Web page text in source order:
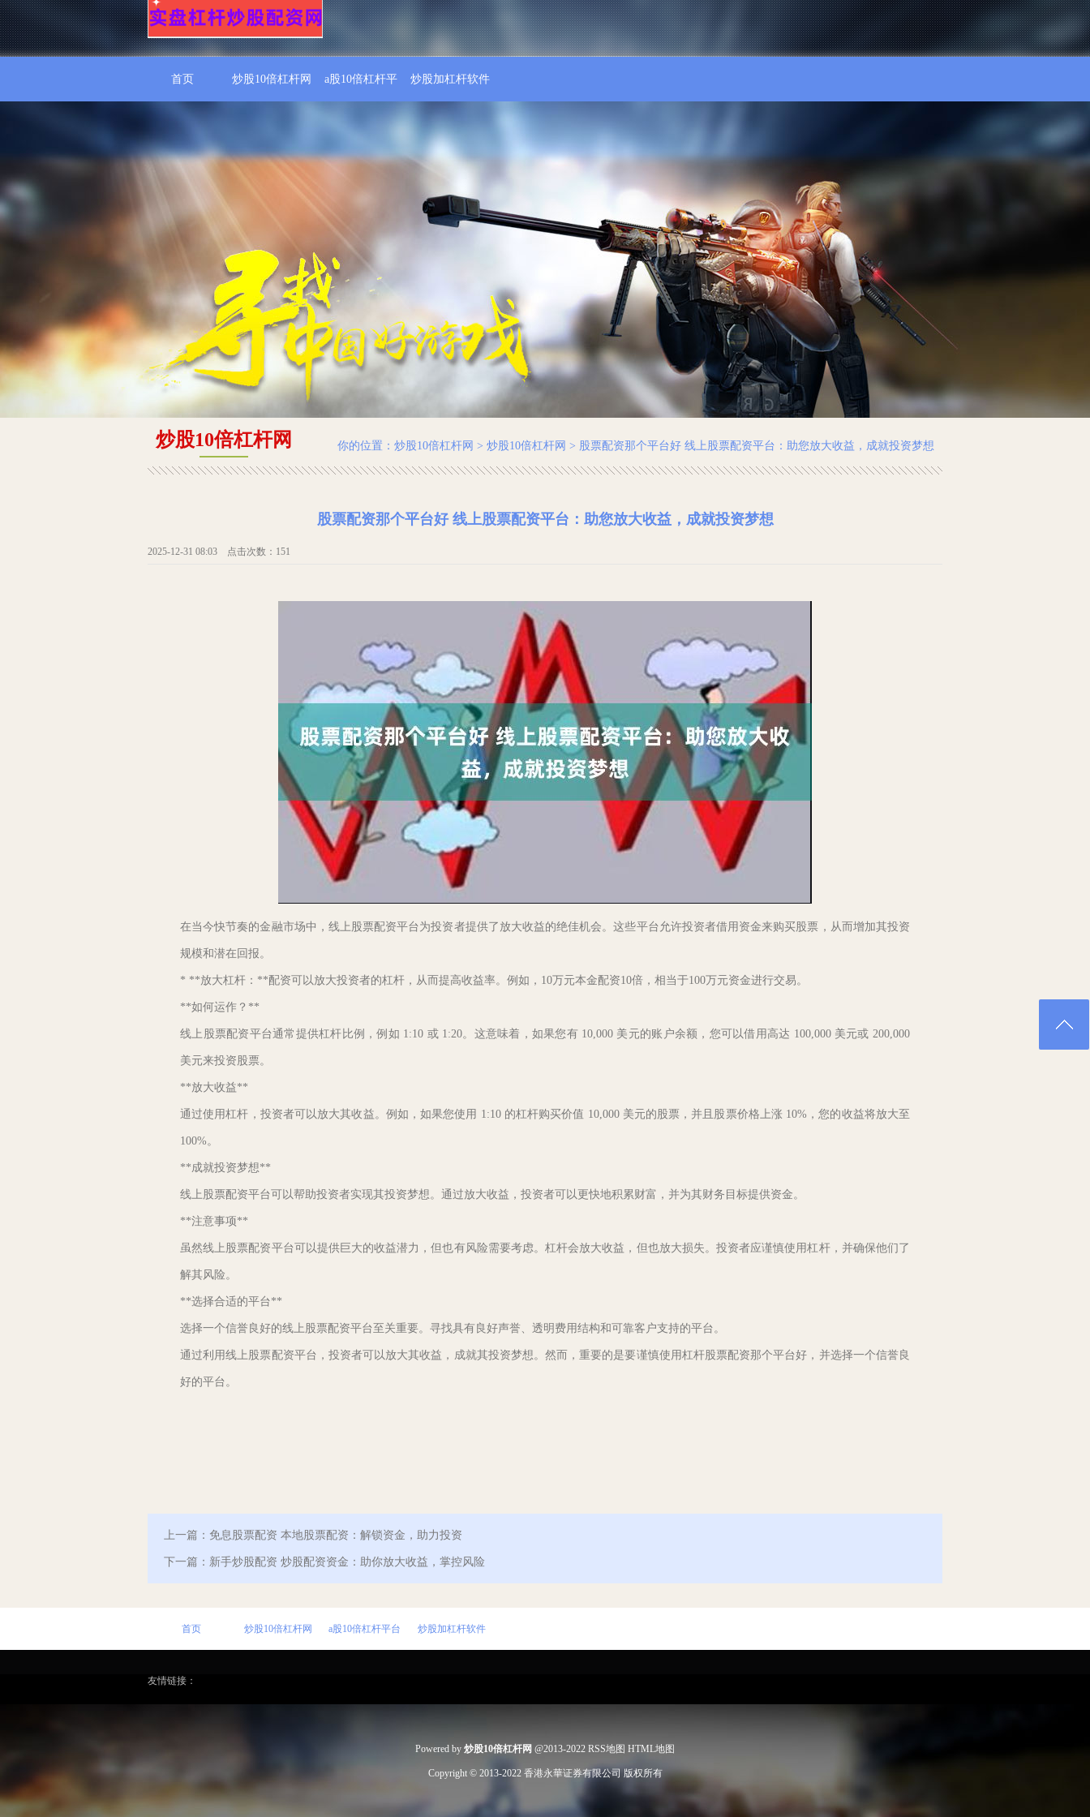
首页 炒股10倍杠杆网 a股10倍杠杆平 炒股加杠杆软件
炒股10倍杠杆网 你的位置： 炒股10倍杠杆网 > 炒股10倍杠杆网 > 股票配资那个平台好 线上股票配资平台：助您放大收益，成就投资梦想
股票配资那个平台好 线上股票配资平台：助您放大收益，成就投资梦想
2025-12-31 08:03 点击次数：151
在当今快节奏的金融市场中，线上股票配资平台为投资者提供了放大收益的绝佳机会。这些平台允许投资者借用资金来购买股票，从而增加其投资
规模和潜在回报。
* **放大杠杆：**配资可以放大投资者的杠杆，从而提高收益率。例如，10万元本金配资10倍，相当于100万元资金进行交易。
**如何运作？**
线上股票配资平台通常提供杠杆比例，例如 1:10 或 1:20。这意味着，如果您有 10,000 美元的账户余额，您可以借用高达 100,000 美元或 200,000
美元来投资股票。
**放大收益**
通过使用杠杆，投资者可以放大其收益。例如，如果您使用 1:10 的杠杆购买价值 10,000 美元的股票，并且股票价格上涨 10%，您的收益将放大至
100%。
**成就投资梦想**
线上股票配资平台可以帮助投资者实现其投资梦想。通过放大收益，投资者可以更快地积累财富，并为其财务目标提供资金。
**注意事项**
虽然线上股票配资平台可以提供巨大的收益潜力，但也有风险需要考虑。杠杆会放大收益，但也放大损失。投资者应谨慎使用杠杆，并确保他们了
解其风险。
**选择合适的平台**
选择一个信誉良好的线上股票配资平台至关重要。寻找具有良好声誉、透明费用结构和可靠客户支持的平台。
通过利用线上股票配资平台，投资者可以放大其收益，成就其投资梦想。然而，重要的是要谨慎使用杠杆股票配资那个平台好，并选择一个信誉良
好的平台。
上一篇： 免息股票配资 本地股票配资：解锁资金，助力投资
下一篇： 新手炒股配资 炒股配资资金：助你放大收益，掌控风险
首页 炒股10倍杠杆网 a股10倍杠杆平台 炒股加杠杆软件
友情链接：
Powered by 炒股10倍杠杆网 @2013-2022 RSS地图 HTML地图
Copyright © 2013-2022 香港永華证券有限公司 版权所有